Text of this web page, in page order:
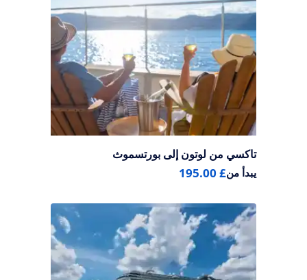
تاكسي من لوتون إلى بورتسموث
يبدأ من£ 195.00